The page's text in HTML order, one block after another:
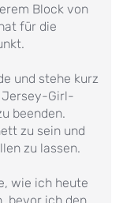
Block von
für die
und stehe kurz
Jersey-Girl-
beenden.
zu sein und
zu lassen.
wie ich heute
bevor ich den